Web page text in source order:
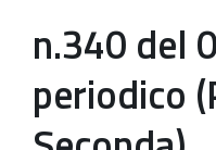
n.340 del
periodico